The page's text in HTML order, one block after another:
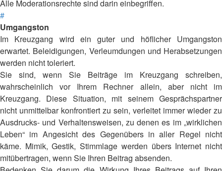
Alle Moderationsrechte sind darin einbegriffen.
#
Umgangston
Im Kreuzgang wird ein guter und höflicher Umgangston
erwartet. Beleidigungen, Verleumdungen und Herabsetzungen
werden nicht toleriert.
Sie sind, wenn Sie Beiträge im Kreuzgang schreiben,
wahrscheinlich vor Ihrem Rechner allein, aber nicht im
Kreuzgang. Diese Situation, mit seinem Gesprächspartner
nicht unmittelbar konfrontiert zu sein, verleitet immer wieder zu
Ausdrucks- und Verhaltensweisen, zu denen es im „wirklichen
Leben“ im Angesicht des Gegenübers in aller Regel nicht
käme. Mimik, Gestik, Stimmlage werden übers Internet nicht
mitübertragen, wenn Sie Ihren Beitrag absenden.